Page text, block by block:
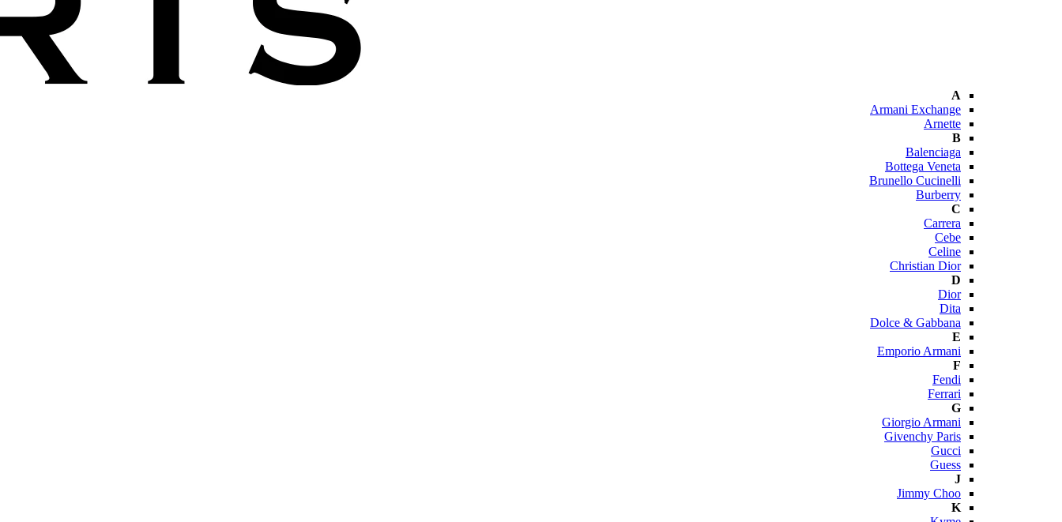
A
Armani Exchange
Arnette
B
Balenciaga
Bottega Veneta
Brunello Cucinelli
Burberry
C
Carrera
Cebe
Celine
Christian Dior
D
Dior
Dita
Dolce & Gabbana
E
Emporio Armani
F
Fendi
Ferrari
G
Giorgio Armani
Givenchy Paris
Gucci
Guess
J
Jimmy Choo
K